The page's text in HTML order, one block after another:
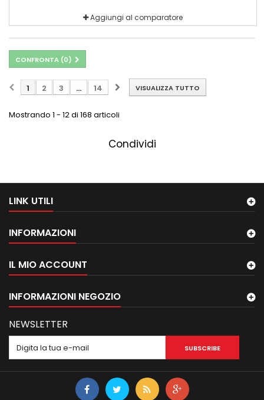
Aggiungi al comparatore
CONFRONTA (0)
VISUALIZZA TUTTO
1 2 3 ... 14
Mostrando 1 - 12 di 168 articoli
Condividi
LINK UTILI
INFORMAZIONI
IL MIO ACCOUNT
INFORMAZIONI NEGOZIO
NEWSLETTER
SUBSCRIBE